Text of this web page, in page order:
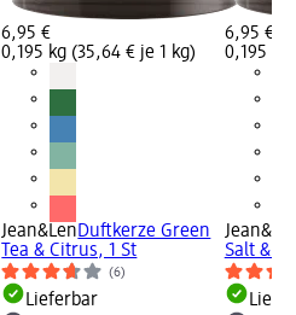
6,95 €
0,195 kg (35,64 € je 1 kg)
Jean&LenDuftkerze Green
Tea & Citrus, 1 St
(6)
Lieferbar
6,95 €
0,195 kg
Salt &